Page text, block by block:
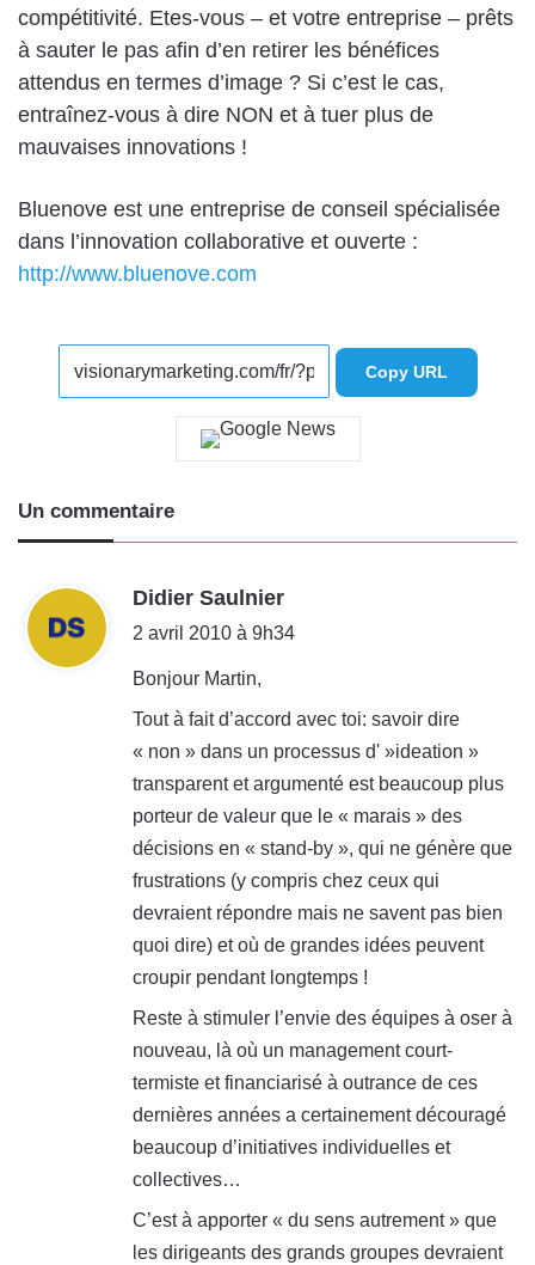
compétitivité. Etes-vous – et votre entreprise – prêts
à sauter le pas afin d’en retirer les bénéfices
attendus en termes d’image ? Si c’est le cas,
entraînez-vous à dire NON et à tuer plus de
mauvaises innovations !
Bluenove est une entreprise de conseil spécialisée
dans l’innovation collaborative et ouverte :
http://www.bluenove.com
Copy URL
Un commentaire
Didier Saulnier
i
:
2 avril 2010 à 9h34
Bonjour Martin,
Tout à fait d’accord avec toi: savoir dire
« non » dans un processus d' »ideation »
transparent et argumenté est beaucoup plus
porteur de valeur que le « marais » des
décisions en « stand-by », qui ne génère que
frustrations (y compris chez ceux qui
devraient répondre mais ne savent pas bien
quoi dire) et où de grandes idées peuvent
croupir pendant longtemps !
Reste à stimuler l’envie des équipes à oser à
nouveau, là où un management court-
termiste et financiarisé à outrance de ces
dernières années a certainement découragé
beaucoup d’initiatives individuelles et
collectives…
C’est à apporter « du sens autrement » que
les dirigeants des grands groupes devraient